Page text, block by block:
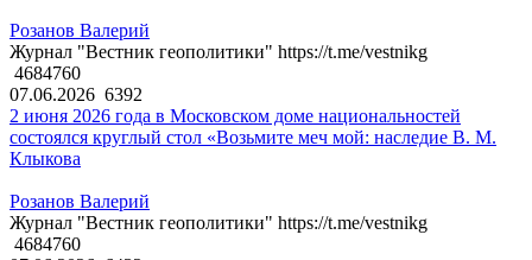
Розанов Валерий
Журнал "Вестник геополитики" https://t.me/vestnikg
4684760
07.06.2026 6392
2 июня 2026 года в Московском доме национальностей
состоялся круглый стол «Возьмите меч мой: наследие В. М.
Клыкова
Розанов Валерий
Журнал "Вестник геополитики" https://t.me/vestnikg
4684760